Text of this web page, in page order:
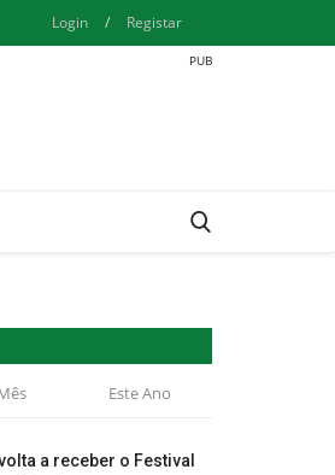
Login / Registar
Este Ano
a receber o Festival